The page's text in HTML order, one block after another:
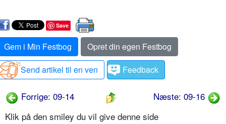
Save
Gem i Min Festbog
Opret din egen Festbog
Send artikel til en ven
Feedback
Forrige: 09-14
Næste: 09-16
Klik på den smiley du vil give denne side